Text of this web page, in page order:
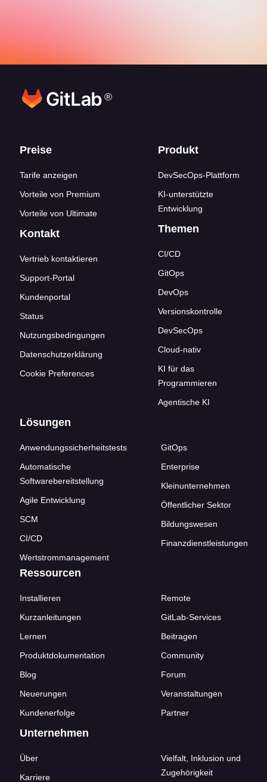
®
Footer-Links
Preise
Tarife anzeigen
Vorteile von Premium
Vorteile von Ultimate
Kontakt
Vertrieb kontaktieren
Support-Portal
Kundenportal
Status
Nutzungsbedingungen
Datenschutzerklärung
Cookie Preferences
Produkt
DevSecOps-Plattform
KI-unterstützte
Entwicklung
Themen
CI/CD
GitOps
DevOps
Versionskontrolle
DevSecOps
Cloud-nativ
KI für das
Programmieren
Agentische KI
Lösungen
Anwendungssicherheitstests
Automatische
Softwarebereitstellung
Agile Entwicklung
SCM
CI/CD
Wertstrommanagement
GitOps
Enterprise
Kleinunternehmen
Öffentlicher Sektor
Bildungswesen
Finanzdienstleistungen
Ressourcen
Installieren
Kurzanleitungen
Lernen
Produktdokumentation
Blog
Neuerungen
Kundenerfolge
Remote
GitLab-Services
Beitragen
Community
Forum
Veranstaltungen
Partner
Unternehmen
Über
Karriere
Vielfalt, Inklusion und
Zugehörigkeit